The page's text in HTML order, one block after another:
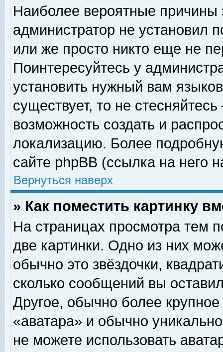
Наиболее вероятные причины
администратор не установил
или же просто никто еще не
Поинтересуйтесь у
установить нужный вам
существует, то не
возможность создать и
локализацию. Более
сайте phpBB (ссылка на него
Вернуться наверх
» Как поместить картинку
На страницах просмотра тем
две картинки. Одно из них
обычно это звёздочки,
сколько сообщений вы
Другое, обычно более
«аватара» и обычно
не можете использовать